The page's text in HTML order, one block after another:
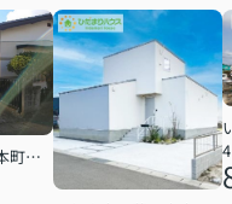
いわき市常磐湯本町天神